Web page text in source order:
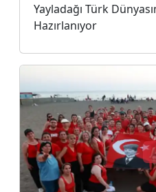
Yayladağı Türk
Hazırlanıyor